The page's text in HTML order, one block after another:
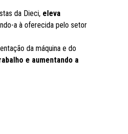
da Dieci, eleva
a à oferecida pelo setor
da máquina e do
e aumentando a